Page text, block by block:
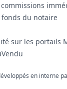
du notaire
sur les portails
en interne